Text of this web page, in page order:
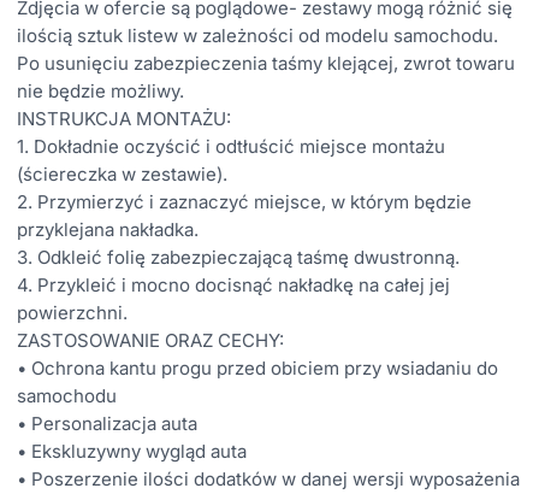
Zdjęcia w ofercie są poglądowe- zestawy mogą różnić się
ilością sztuk listew w zależności od modelu samochodu.
Po usunięciu zabezpieczenia taśmy klejącej, zwrot towaru
nie będzie możliwy.
INSTRUKCJA MONTAŻU:
1. Dokładnie oczyścić i odtłuścić miejsce montażu
(ściereczka w zestawie).
2. Przymierzyć i zaznaczyć miejsce, w którym będzie
przyklejana nakładka.
3. Odkleić folię zabezpieczającą taśmę dwustronną.
4. Przykleić i mocno docisnąć nakładkę na całej jej
powierzchni.
ZASTOSOWANIE ORAZ CECHY:
• Ochrona kantu progu przed obiciem przy wsiadaniu do
samochodu
• Personalizacja auta
• Ekskluzywny wygląd auta
• Poszerzenie ilości dodatków w danej wersji wyposażenia